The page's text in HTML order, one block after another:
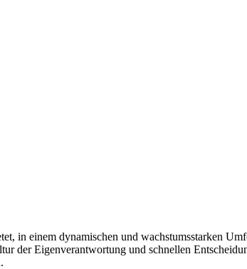
in einem dynamischen und wachstumsstarken
der Eigenverantwortung und schnellen